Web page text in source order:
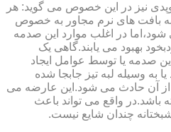
نیز در این خصوص می گوید: هر
بافت های نرم مجاور به خصوص
در اغلب موارد این صدمه
بهبود می یابند.گاهی یک
صدمه یا توسط عوامل ایجاد
به وسیله لبه تیز جابجا شده
از آن حادث می شود.این عارضه می
باشد.در واقع می تواند باعث
چندان شایع نیست.